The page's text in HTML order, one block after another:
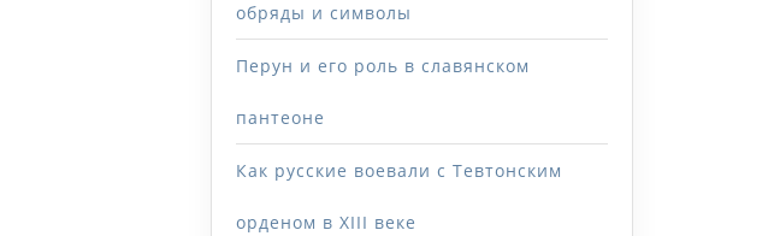
обряды и символы
Перун и его роль в славянском
пантеоне
Как русские воевали с Тевтонским
орденом в XIII веке